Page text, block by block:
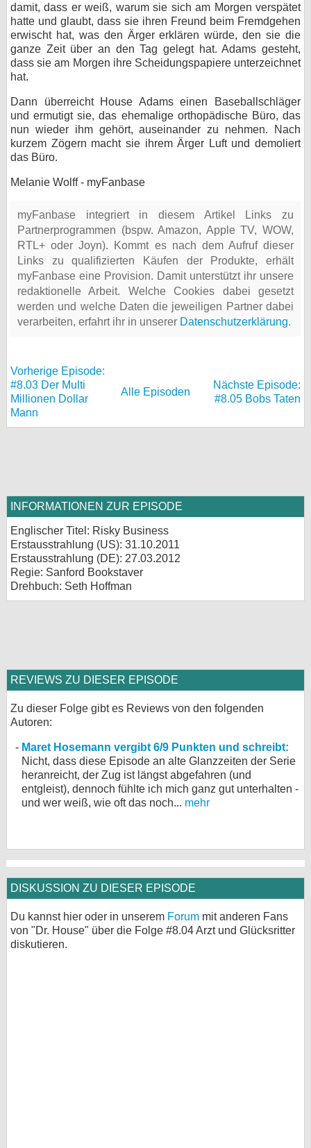
damit, dass er weiß, warum sie sich am Morgen verspätet
hatte und glaubt, dass sie ihren Freund beim Fremdgehen
erwischt hat, was den Ärger erklären würde, den sie die
ganze Zeit über an den Tag gelegt hat. Adams gesteht,
dass sie am Morgen ihre Scheidungspapiere unterzeichnet
hat.
Dann überreicht House Adams einen Baseballschläger
und ermutigt sie, das ehemalige orthopädische Büro, das
nun wieder ihm gehört, auseinander zu nehmen. Nach
kurzem Zögern macht sie ihrem Ärger Luft und demoliert
das Büro.
Melanie Wolff - myFanbase
myFanbase integriert in diesem Artikel Links zu
Partnerprogrammen (bspw. Amazon, Apple TV, WOW,
RTL+ oder Joyn). Kommt es nach dem Aufruf dieser
Links zu qualifizierten Käufen der Produkte, erhält
myFanbase eine Provision. Damit unterstützt ihr unsere
redaktionelle Arbeit. Welche Cookies dabei gesetzt
werden und welche Daten die jeweiligen Partner dabei
verarbeiten, erfahrt ihr in unserer Datenschutzerklärung.
Vorherige Episode:
#8.03 Der Multi
Millionen Dollar
Mann
Alle Episoden
Nächste Episode:
#8.05 Bobs Taten
INFORMATIONEN ZUR EPISODE
Englischer Titel: Risky Business
Erstausstrahlung (US): 31.10.2011
Erstausstrahlung (DE): 27.03.2012
Regie: Sanford Bookstaver
Drehbuch: Seth Hoffman
REVIEWS ZU DIESER EPISODE
Zu dieser Folge gibt es Reviews von den folgenden
Autoren:
Maret Hosemann vergibt 6/9 Punkten und schreibt:
Nicht, dass diese Episode an alte Glanzzeiten der Serie
heranreicht, der Zug ist längst abgefahren (und
entgleist), dennoch fühlte ich mich ganz gut unterhalten -
und wer weiß, wie oft das noch... mehr
DISKUSSION ZU DIESER EPISODE
Du kannst hier oder in unserem Forum mit anderen Fans
von "Dr. House" über die Folge #8.04 Arzt und Glücksritter
diskutieren.